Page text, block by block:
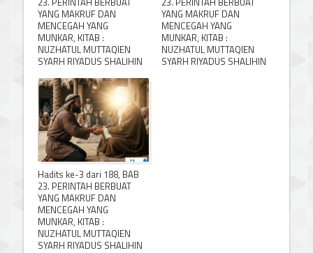
YANG MAKRUF DAN
MENCEGAH YANG
MUNKAR, KITAB :
NUZHATUL MUTTAQIEN
SYARH RIYADUS SHALIHIN
YANG MAKRUF DAN
MENCEGAH YANG
MUNKAR, KITAB :
NUZHATUL MUTTAQIEN
SYARH RIYADUS SHALIHIN
Hadits ke-3 dari 188, BAB
23. PERINTAH BERBUAT
YANG MAKRUF DAN
MENCEGAH YANG
MUNKAR, KITAB :
NUZHATUL MUTTAQIEN
SYARH RIYADUS SHALIHIN